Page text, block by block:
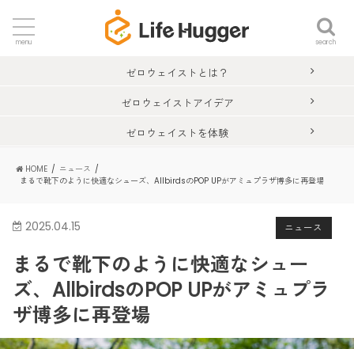
search
menu
ゼロウェイストとは？
ゼロウェイストアイデア
ゼロウェイストを体験
HOME
ニュース
まるで靴下のように快適なシューズ、AllbirdsのPOP UPがアミュプラザ博多に再登場
ニュース
2025.04.15
まるで靴下のように快適なシュー
ズ、AllbirdsのPOP UPがアミュプラ
ザ博多に再登場